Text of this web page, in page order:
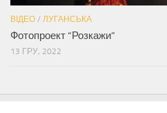
ВІДЕО / ЛУГАНСЬКА
Фотопроект “Розкажи”
13 ГРУ, 2022